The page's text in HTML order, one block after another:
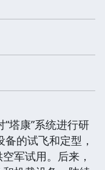
康”系统进行研
的试飞和定型，
军试用。后来，